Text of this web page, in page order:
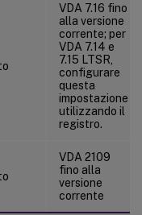
VDA 7.16 fino
alla versione
corrente; per
VDA 7.14 e
7.15 LTSR,
configurare
questa
impostazione
utilizzando il
registro.
VDA 2109
fino alla
versione
corrente